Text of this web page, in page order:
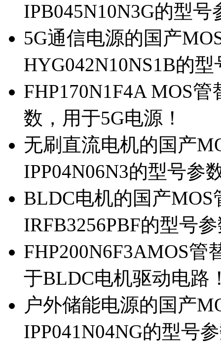
IPB045N10N3G的型号
5G通信电源的国产
HYG042N10NS1B的
FHP170N1F4A MOS
数，用于5G电源！
无刷直流电机的国产
IPP04N06N3的型号参
BLDC电机的国产MOS
IRFB3256PBF的型号
FHP200N6F3AMOS管
于BLDC电机驱动电路
户外储能电源的国产
IPP041N04NG的型号